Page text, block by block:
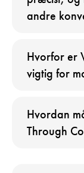
andre
Hvorfor er
vigtig for
Hvordan
Through